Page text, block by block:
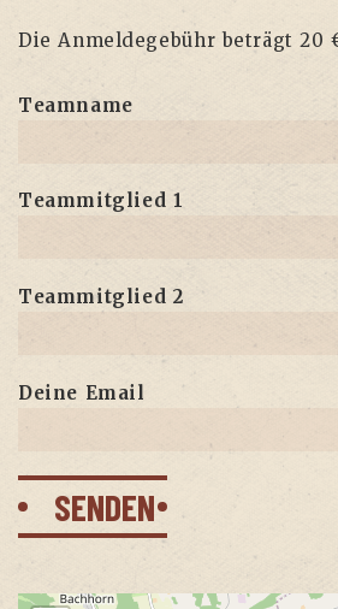
Die Anmel­de­ge­bühr beträgt 20
Teamname
Team­mit­glied 1
Team­mit­glied 2
Dei­ne Email